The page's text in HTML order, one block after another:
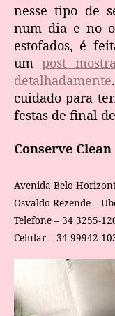
nesse tipo de
num dia e no
estofados, é
umpost
detalhadamente
cuidado para
festas de final
Conserve Clean
Avenida Belo
Osvaldo Rezende –
Telefone – 34 3255-
Celular – 34 99942-